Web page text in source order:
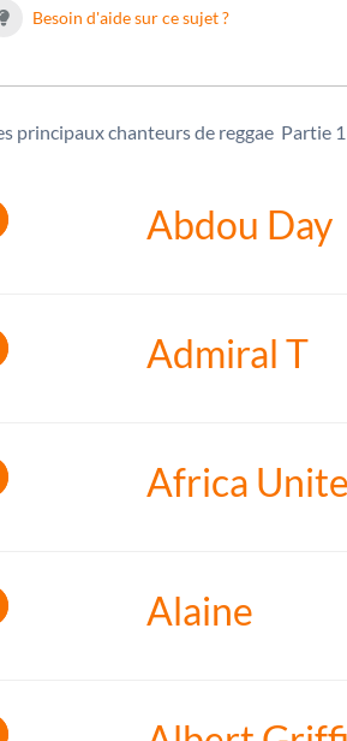
Besoin d'aide sur ce sujet ?
Abdou Day
Admiral T
Africa Unite
Alaine